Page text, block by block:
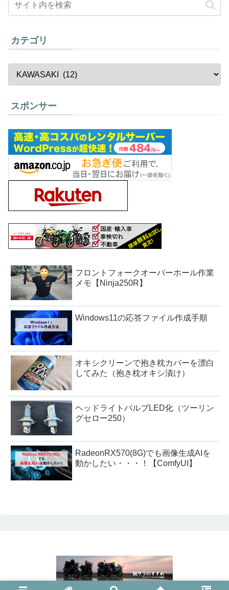
カテゴリ
スポンサー
フロントフォークオーバーホール作業
メモ【Ninja250R】
Windows11の応答ファイル作成手順
オキシクリーンで抱き枕カバーを漂白
してみた（抱き枕オキシ漬け）
ヘッドライトバルブLED化（ツーリン
グセロー250）
RadeonRX570(8G)でも画像生成AIを
動かしたい・・・！【ComfyUI】